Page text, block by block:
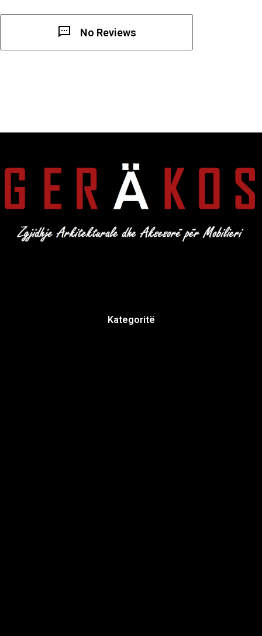
No Reviews
Kategoritë